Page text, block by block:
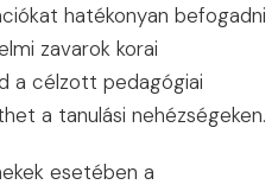
hatékonyan befogadni
zavarok korai
a célzott pedagógiai
a tanulási nehézségeken.
esetében a